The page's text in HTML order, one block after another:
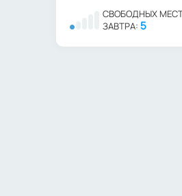
СВОБОДНЫХ
ЗАВТРА: 5